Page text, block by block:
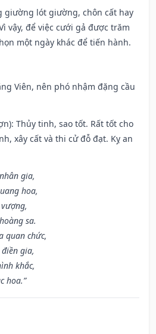
giường lót giường, chôn cất hay
vậy, để việc cưới gả được trăm
một ngày khác để tiến hành.
Viên, nên phó nhậm đặng cầu
Thủy tinh, sao tốt. Rất tốt cho
xây cất và thi cử đỗ đạt. Kỵ an
gia,
hoa,
sa.
quan chức,
gia,
khắc,
hoa.”